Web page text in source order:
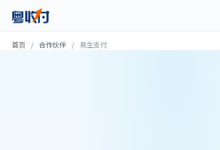
首页 / 合作伙伴 / 易生支付